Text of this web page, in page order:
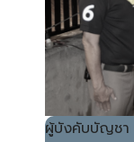
ผู้บังคับบัญชา